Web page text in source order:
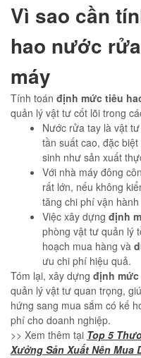
Vì sao cần
hao nước
máy
Tính toán định mức tiêu
quản lý vật tư cốt lõi trong
Nước rửa tay là vật
tần suất cao, đặc
sinh như sản xuất
Với nhà máy đông
rất lớn, nếu không
tăng chi phí vận
Việc xây dựng định
phòng vật tư quản lý
hoạch mua hàng và
ưu chi phí hiệu quả.
Tóm lại, xây dựng định
quản lý vật tư quan trọng,
hứng sang mua sắm có kế
phí cho doanh nghiệp.
>> Xem thêm tại Top 5
Xưởng Sản Xuất Nên Mua